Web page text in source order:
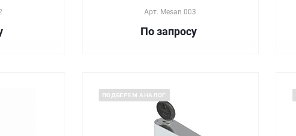
Арт. Mesan 003
По запросу
ПОДБЕРЕМ АНАЛОГ